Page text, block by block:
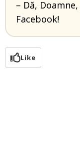
– Dă,
Facebook!
Like